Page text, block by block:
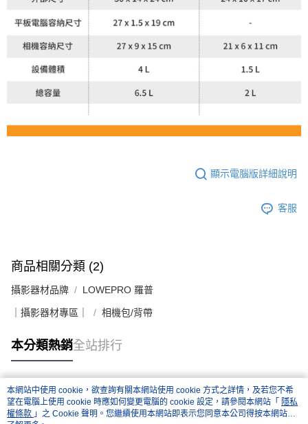
顯示電腦版詳細說明
客服
商品相關分類 (2)
攝影器材品牌 LOWEPRO 羅普
｜攝影器材專區｜ 相機包/背帶
本分類熱銷全站排行
熱門標籤
本網站中使用 cookie，欲查詢有關本網站使用 cookie 方式之詳情，及若您不希
望在電腦上使用 cookie 時應如何變更電腦的 cookie 設定，請參閱本網站「 隱私
權條款 」之 Cookie 聲明。您繼續使用本網站即表示您同意本公司得按本網站使